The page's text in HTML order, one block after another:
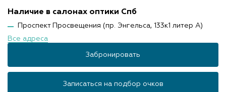
Наличие в салонах оптики Спб
Проспект Просвещения (пр. Энгельса, 133к1 литер А)
Все адреса
Забронировать
Записаться на подбор очков